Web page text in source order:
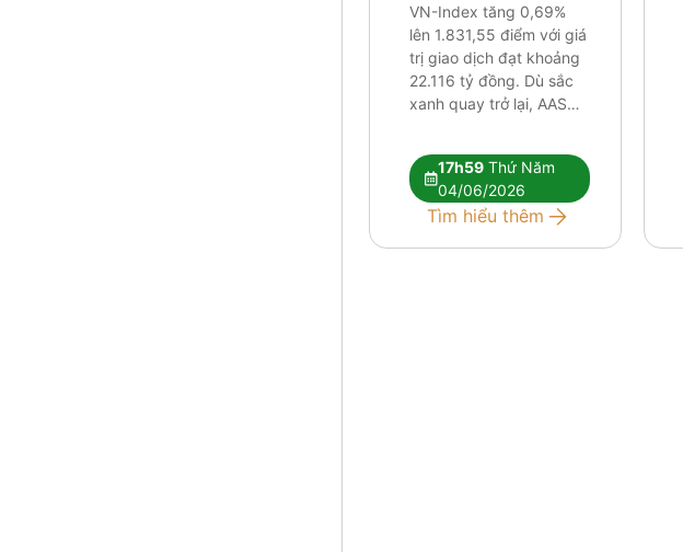
VN-Index tăng 0,69%
lên 1.831,55 điểm với giá
trị giao dịch đạt khoảng
22.116 tỷ đồng. Dù sắc
xanh quay trở lại, AAS
vẫn chưa đủ để xác
nhận xu hướng tăng mới.
Dòng tiền tiếp tục phân
17h59 Thứ Năm
04/06/2026
Tìm hiểu thêm